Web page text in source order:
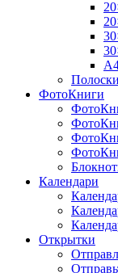
ФотоКниги
Календари
Открытки